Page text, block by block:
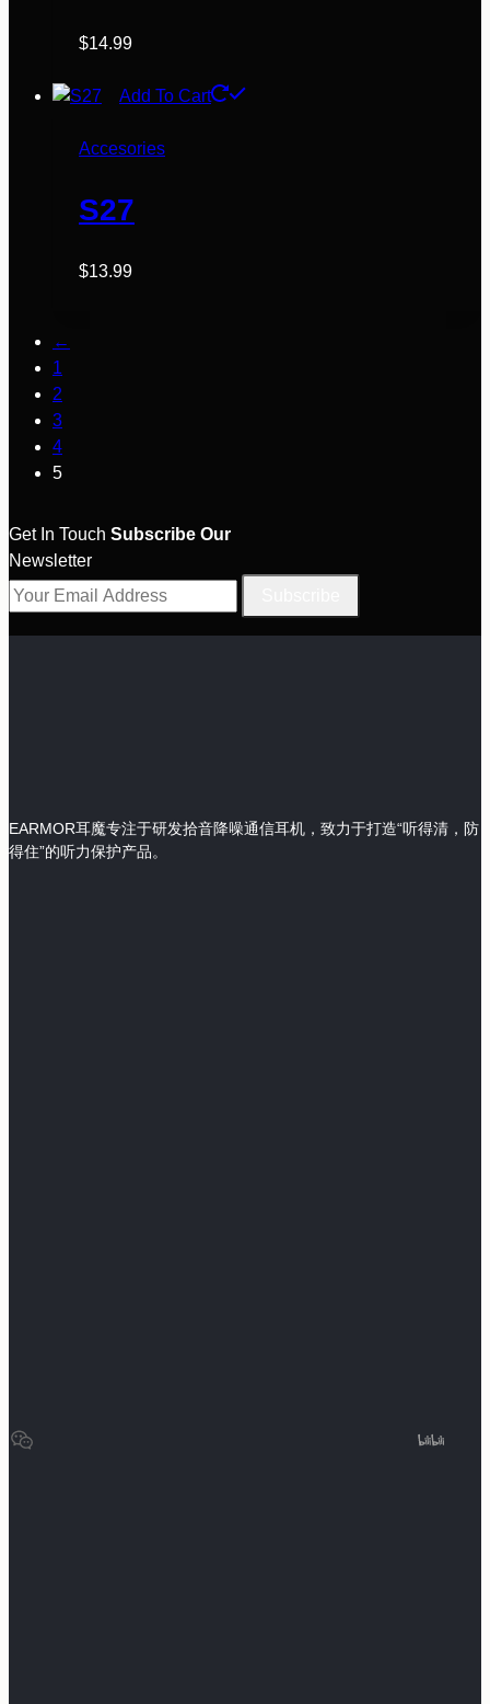
$14.99
Add To Cart
Accesories
S27
$13.99
←
1
2
3
4
5
Get In Touch Subscribe Our
Newsletter
EARMOR耳魔专注于研发拾音降噪通信耳机，致力于打造“听得清，防
得住”的听力保护产品。